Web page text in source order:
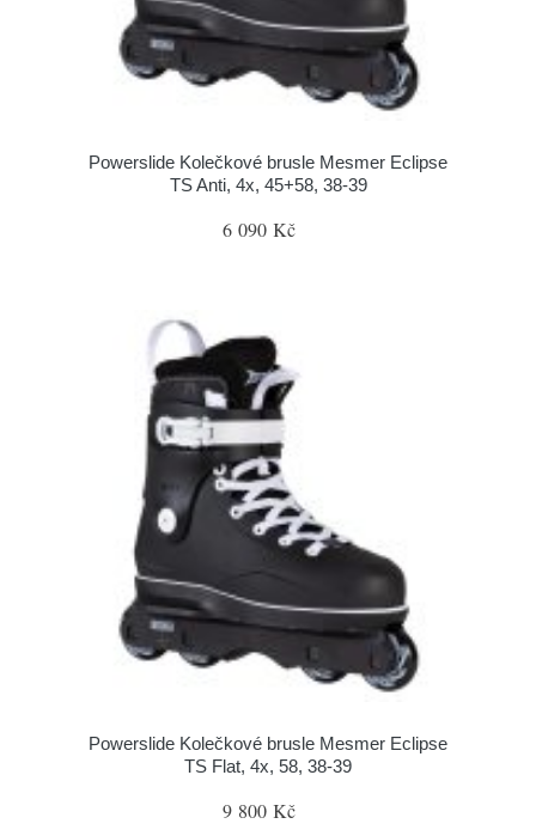
Powerslide Kolečkové brusle Mesmer Eclipse
TS Anti, 4x, 45+58, 38-39
6 090 Kč
Powerslide Kolečkové brusle Mesmer Eclipse
TS Flat, 4x, 58, 38-39
9 800 Kč